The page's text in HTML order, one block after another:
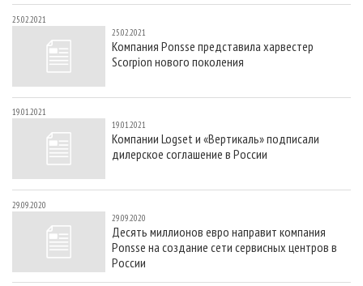
25.02.2021
25.02.2021
Компания Ponsse представила харвестер
Scorpion нового поколения
19.01.2021
19.01.2021
Компании Logset и «Вертикаль» подписали
дилерское соглашение в России
29.09.2020
29.09.2020
Десять миллионов евро направит компания
Ponsse на создание сети сервисных центров в
России